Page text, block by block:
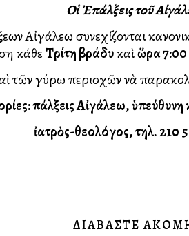
Οἱ Ἐπάλξεις τοῦ
Αἰγάλεω συνεχίζονται
κάθε Τρίτη βράδυκαὶὥρα
γύρω περιοχῶν νὰ
Ἐπάλξεις Αἰγάλεω,
ἰατρὸς-θεολόγος, τηλ. 210
ΔΙΑΒΑΣΤΕ